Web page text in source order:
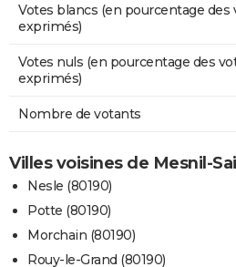
Votes blancs (en pourcentage des
exprimés)
Votes nuls (en pourcentage des
exprimés)
Nombre de votants
Villes voisines de Mesnil-
Nesle (80190)
Potte (80190)
Morchain (80190)
Rouy-le-Grand (80190)